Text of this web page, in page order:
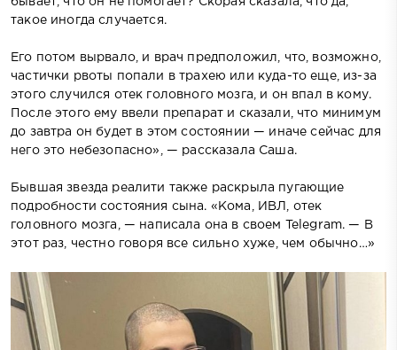
такое иногда случается.
Его потом вырвало, и врач предположил, что, возможно,
частички рвоты попали в трахею или куда-то еще, из-за
этого случился отек головного мозга, и он впал в кому.
После этого ему ввели препарат и сказали, что минимум
до завтра он будет в этом состоянии — иначе сейчас для
него это небезопасно», — рассказала Саша.
Бывшая звезда реалити также раскрыла пугающие
подробности состояния сына. «Кома, ИВЛ, отек
головного мозга, — написала она в своем Telegram. — В
этот раз, честно говоря все сильно хуже, чем обычно…»